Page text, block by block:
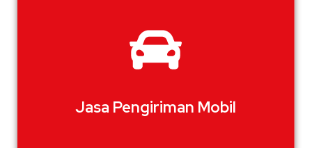
Jasa Pengiriman Mobil